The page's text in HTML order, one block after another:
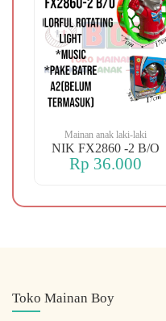
Mainan anak laki-laki
NIK FX2860 -2 B/O
Rp 36.000
Toko Mainan Boy